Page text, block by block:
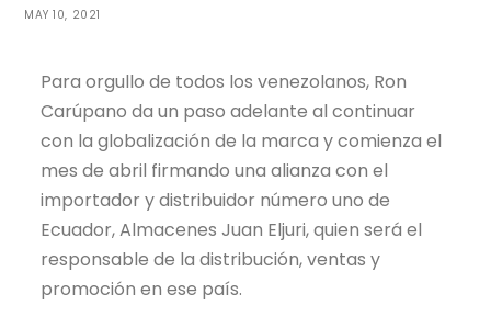
MAY 10, 2021
Para orgullo de todos los venezolanos, Ron
Carúpano da un paso adelante al continuar
con la globalización de la marca y comienza el
mes de abril firmando una alianza con el
importador y distribuidor número uno de
Ecuador, Almacenes Juan Eljuri, quien será el
responsable de la distribución, ventas y
promoción en ese país.